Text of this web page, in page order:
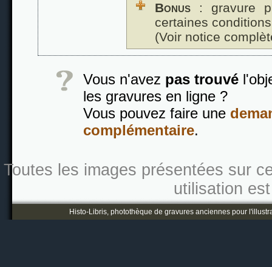
Bonus : gravure
certaines
(Voir notice
Vous n'avez pas trouvé
les gravures en ligne ?
Vous pouvez faire une
complémentaire.
Toutes les images présentées sur
utilisation
Histo-Libris, photothèque de gravures anciennes pour